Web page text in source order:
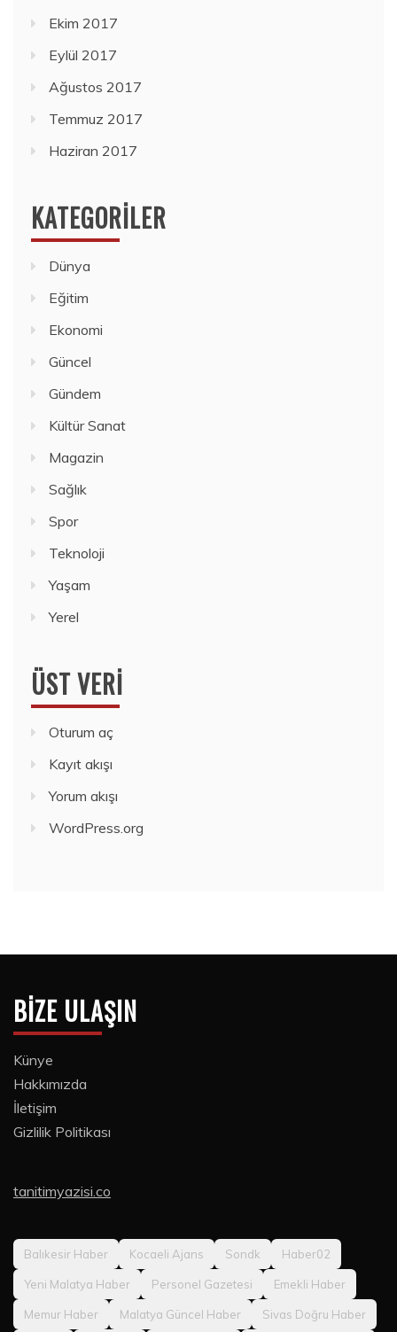
Ekim 2017
Eylül 2017
Ağustos 2017
Temmuz 2017
Haziran 2017
KATEGORILER
Dünya
Eğitim
Ekonomi
Güncel
Gündem
Kültür Sanat
Magazin
Sağlık
Spor
Teknoloji
Yaşam
Yerel
ÜST VERI
Oturum aç
Kayıt akışı
Yorum akışı
WordPress.org
BIZE ULAŞIN
Künye
Hakkımızda
İletişim
Gizlilik Politikası
tanitimyazisi.co
Balıkesir Haber Kocaeli Ajans Sondk Haber02
Yeni Malatya Haber Personel Gazetesi Emekli Haber
Memur Haber Malatya Güncel Haber Sivas Doğru Haber